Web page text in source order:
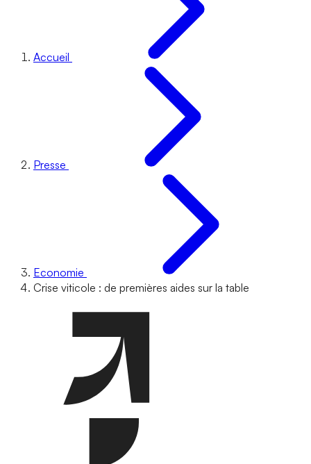
Accueil
Presse
Economie
Crise viticole : de premières aides sur la table